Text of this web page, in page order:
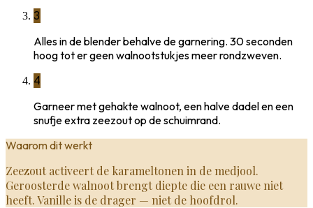
3
Alles in de blender behalve de garnering. 30 seconden
hoog tot er geen walnootstukjes meer rondzweven.
4
Garneer met gehakte walnoot, een halve dadel en een
snufje extra zeezout op de schuimrand.
Waarom dit werkt
Zeezout activeert de karameltonen in de medjool.
Geroosterde walnoot brengt diepte die een rauwe niet
heeft. Vanille is de drager — niet de hoofdrol.